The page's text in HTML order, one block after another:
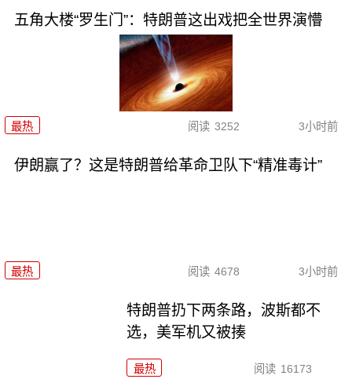
五角大楼“罗生门”：特朗普这出戏把全世界演懵
最热 阅读 3252 3小时前
伊朗赢了？这是特朗普给革命卫队下“精准毒计”
最热 阅读 4678 3小时前
特朗普扔下两条路，波斯都不
选，美军机又被揍
最热 阅读 16173